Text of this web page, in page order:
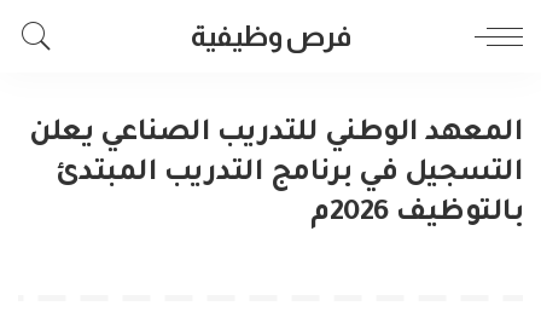
فرص وظيفية
المعهد الوطني للتدريب الصناعي يعلن
التسجيل في برنامج التدريب المبتدئ
بالتوظيف 2026م